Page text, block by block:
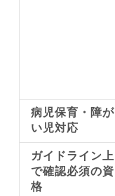
病児保育・障が
い児対応
ガイドライン上
で確認必須の資
格